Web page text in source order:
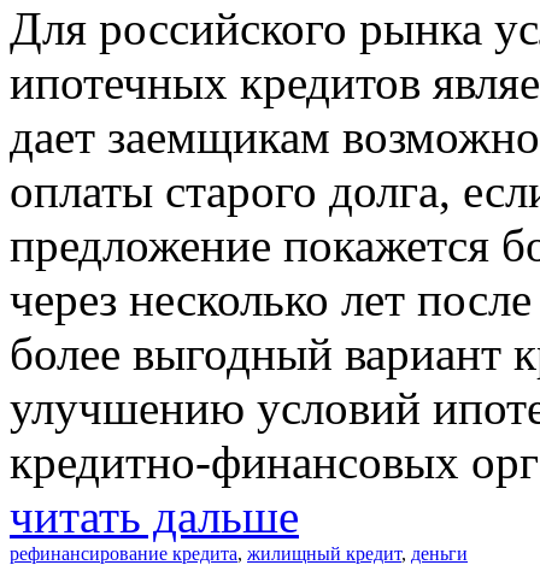
Для российского рынка
ипотечных кредитов
дает заемщикам
оплаты старого долга,
предложение покажется
через несколько лет
более выгодный вариант
улучшению условий
кредитно-финансовых
читать дальше
рефинансирование кредита, жилищный кредит, деньги